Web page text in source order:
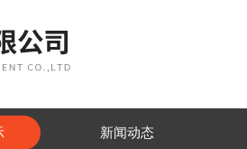
新闻动态